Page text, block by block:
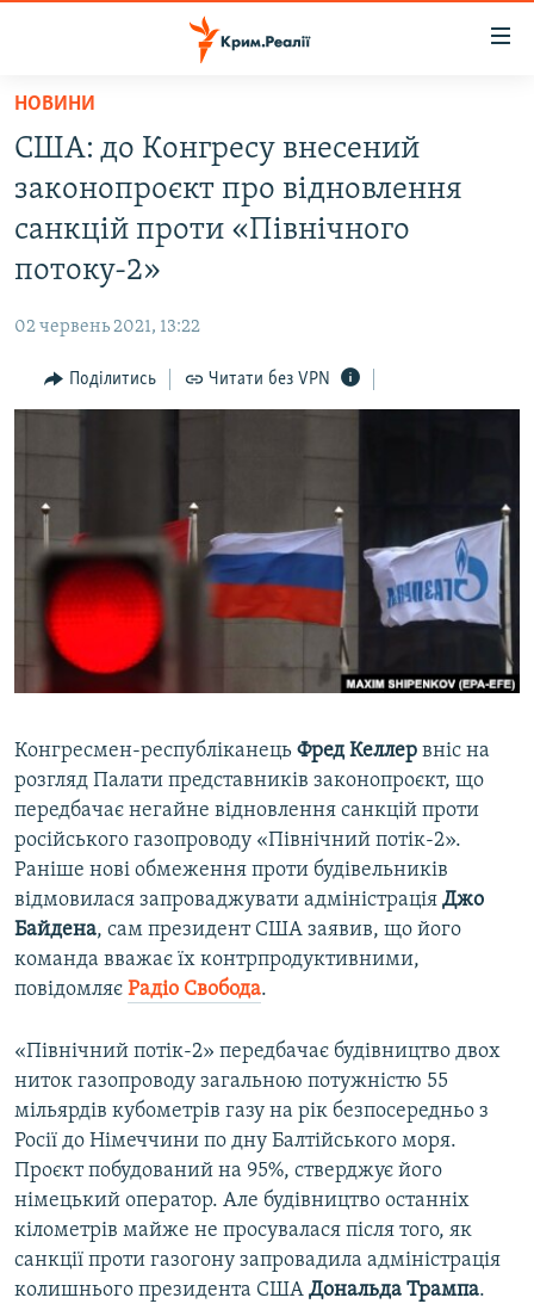
Перейти
основного
матеріалу
до
основної
Перейти
пошуку
ВОДА.КРИМ
ВІДЕО ТА ФОТО
ПОГЛЯД
ІНТЕРВ'Ю
ДЕПОРТАЦІЯ
ВІДЕОУРОКИ «ELIFBE»
СВІДЧЕННЯ ОКУПАЦІЇ
УКРАЇНСЬКА ПРОБЛЕМА КРИМУ
ЯК ОБІЙТИ БЛОКУВАННЯ
Русский
Qırımtatar
Усі сайти RFE/RL
НОВИНИ
США: до Конгресу внесений
законопроєкт про відновлення
санкцій проти «Північного
потоку-2»
02 червень 2021, 13:22
Поділитись Читати без VPN
Конгресмен-республіканець Фред Келлер вніс на
розгляд Палати представників законопроєкт, що
передбачає негайне відновлення санкцій проти
російського газопроводу «Північний потік-2».
Раніше нові обмеження проти будівельників
відмовилася запроваджувати адміністрація Джо
Байдена, сам президент США заявив, що його
команда вважає їх контрпродуктивними,
повідомляє Радіо Свобода.
«Північний потік-2» передбачає будівництво двох
ниток газопроводу загальною потужністю 55
мільярдів кубометрів газу на рік безпосередньо з
Росії до Німеччини по дну Балтійського моря.
Проєкт побудований на 95%, стверджує його
німецький оператор. Але будівництво останніх
кілометрів майже не просувалася після того, як
санкції проти газогону запровадила адміністрація
колишнього президента США Дональда Трампа.